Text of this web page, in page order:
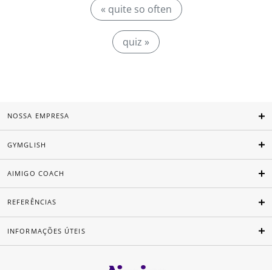
« quite so often
quiz »
NOSSA EMPRESA
GYMGLISH
AIMIGO COACH
REFERÊNCIAS
INFORMAÇÕES ÚTEIS